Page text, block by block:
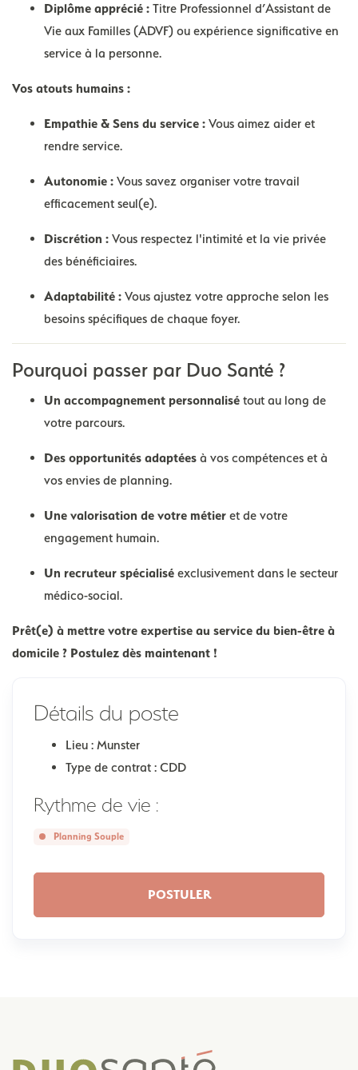
Diplôme apprécié : Titre Professionnel d’Assistant de
Vie aux Familles (ADVF) ou expérience significative en
service à la personne.
Vos atouts humains :
Empathie & Sens du service : Vous aimez aider et
rendre service.
Autonomie : Vous savez organiser votre travail
efficacement seul(e).
Discrétion : Vous respectez l'intimité et la vie privée
des bénéficiaires.
Adaptabilité : Vous ajustez votre approche selon les
besoins spécifiques de chaque foyer.
Pourquoi passer par Duo Santé ?
Un accompagnement personnalisé tout au long de
votre parcours.
Des opportunités adaptées à vos compétences et à
vos envies de planning.
Une valorisation de votre métier et de votre
engagement humain.
Un recruteur spécialisé exclusivement dans le secteur
médico-social.
Prêt(e) à mettre votre expertise au service du bien-être à
domicile ? Postulez dès maintenant !
Détails du poste
Lieu :Munster
Type de contrat :CDD
Rythme de vie :
Planning Souple
POSTULER